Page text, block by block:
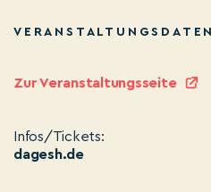
VERANSTALTUNGSDATEN
Zur Veranstaltungsseite
Infos/Tickets:
dagesh.de